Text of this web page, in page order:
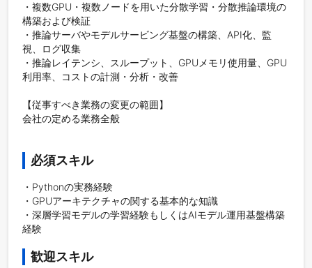
・複数GPU・複数ノードを用いた分散学習・分散推論環境の
構築および検証
・推論サーバやモデルサービング基盤の構築、API化、監
視、ログ収集
・推論レイテンシ、スループット、GPUメモリ使用量、GPU
利用率、コストの計測・分析・改善
【従事すべき業務の変更の範囲】
会社の定める業務全般
必須スキル
・Pythonの実務経験
・GPUアーキテクチャの関する基本的な知識
・深層学習モデルの学習経験もしくはAIモデル運用基盤構築
経験
歓迎スキル